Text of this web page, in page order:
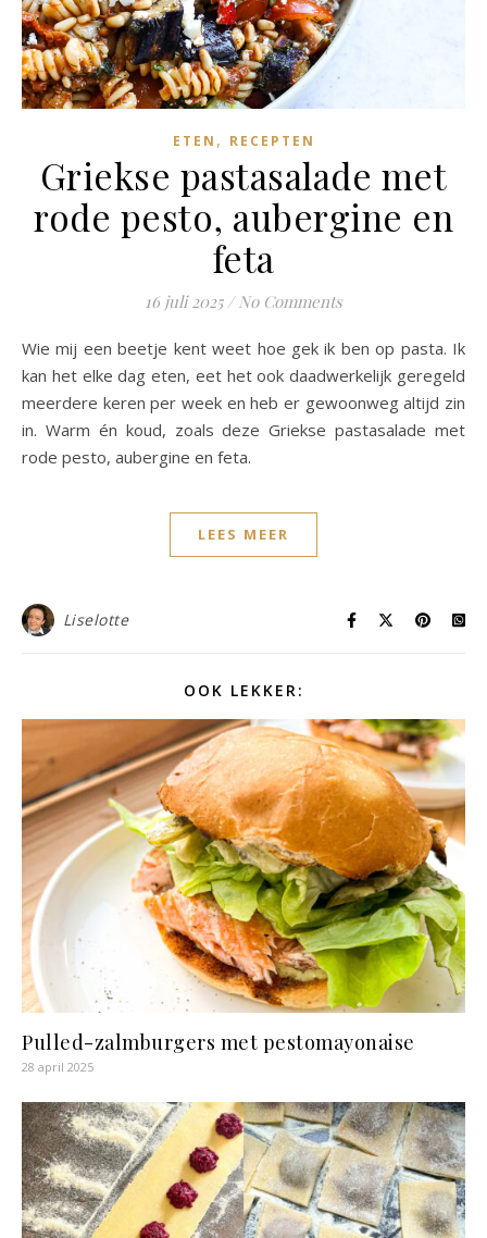
ETEN , RECEPTEN
Griekse pastasalade met
rode pesto, aubergine en
feta
16 juli 2025 / No Comments
Wie mij een beetje kent weet hoe gek ik ben op pasta. Ik
kan het elke dag eten, eet het ook daadwerkelijk geregeld
meerdere keren per week en heb er gewoonweg altijd zin
in. Warm én koud, zoals deze Griekse pastasalade met
rode pesto, aubergine en feta.
LEES MEER
Liselotte
OOK LEKKER:
Pulled-zalmburgers met pestomayonaise
28 april 2025